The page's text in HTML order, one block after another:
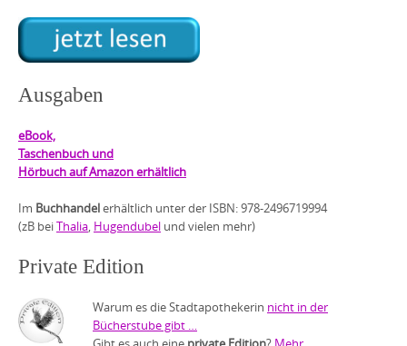
Ausgaben
eBook,
Taschenbuch und
Hörbuch auf Amazon erhältlich
Im Buchhandelerhältlich unter der ISBN: 978-2496719994
(zB beiThalia, Hugendubel und vielen mehr)
Private Edition
Warum es die Stadtapothekerin nicht in der
Bücherstube gibt …